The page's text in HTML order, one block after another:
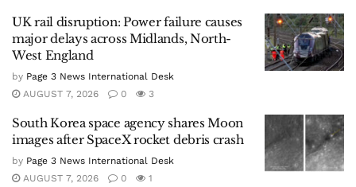
UK rail disruption: Power failure causes
major delays across Midlands, North-
West England
by Page 3 News International Desk
AUGUST 7, 2026
0 3
South Korea space agency shares Moon
images after SpaceX rocket debris crash
by Page 3 News International Desk
AUGUST 7, 2026
0 1